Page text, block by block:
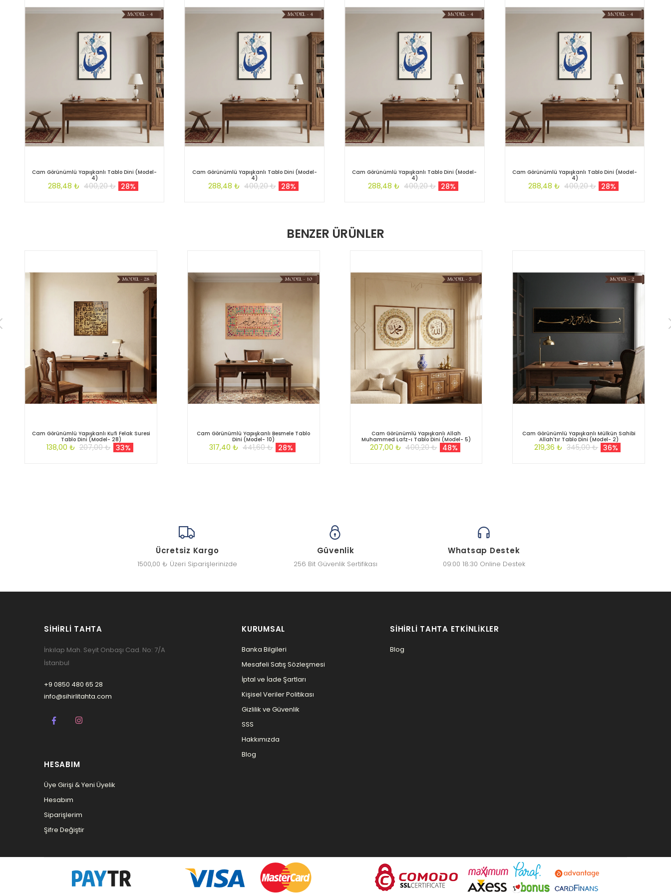
Cam Görünümlü Yapışkanlı Tablo Dini (Model-
4)
288,48 ₺ 400,20 ₺ 28%
Cam Görünümlü Yapışkanlı Tablo Dini (Model-
4)
288,48 ₺ 400,20 ₺ 28%
Cam Görünümlü Yapışkanlı Tablo Dini (Model-
4)
288,48 ₺ 400,20 ₺ 28%
Cam Görünümlü Yapışkanlı Tablo Dini (Model-
4)
288,48 ₺ 400,20 ₺ 28%
BENZER ÜRÜNLER
Cam Görünümlü Yapışkanlı Kufi Felak Suresi
Tablo Dini (Model- 28)
138,00 ₺ 207,00 ₺ 33%
Cam Görünümlü Yapışkanlı Besmele Tablo
Dini (Model- 10)
317,40 ₺ 441,60 ₺ 28%
Cam Görünümlü Yapışkanlı Allah
Muhammed Lafz-ı Tablo Dini (Model- 5)
207,00 ₺ 400,20 ₺ 48%
Cam Görünümlü Yapışkanlı Mülkün Sahibi
Allah'tır Tablo Dini (Model- 2)
219,36 ₺ 345,00 ₺ 36%
Ücretsiz Kargo
1500,00 ₺ Üzeri Siparişlerinizde
Güvenlik
256 Bit Güvenlik Sertifikası
Whatsap Destek
09:00 18:30 Online Destek
SIHIRLI TAHTA
İnkılap Mah. Seyit Onbaşı Cad. No: 7/A
İstanbul
+9 0850 480 65 28
info@sihirlitahta.com
KURUMSAL
Banka Bilgileri
Mesafeli Satış Sözleşmesi
İptal ve İade Şartları
Kişisel Veriler Politikası
Gizlilik ve Güvenlik
SSS
Hakkımızda
Blog
SIHIRLI TAHTA ETKINLIKLER
Blog
HESABIM
Üye Girişi & Yeni Üyelik
Hesabım
Siparişlerim
Şifre Değiştir